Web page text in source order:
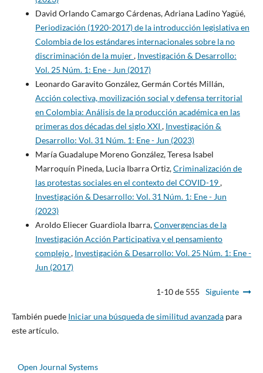
David Orlando Camargo Cárdenas, Adriana Ladino Yagüé,
Periodización (1920-2017) de la introducción legislativa en
Colombia de los estándares internacionales sobre la no
discriminación de la mujer, Investigación & Desarrollo:
Vol. 25 Núm. 1: Ene - Jun (2017)
Leonardo Garavito González, Germán Cortés Millán,
Acción colectiva, movilización social y defensa territorial
en Colombia: Análisis de la producción académica en las
primeras dos décadas del siglo XXI , Investigación &
Desarrollo: Vol. 31 Núm. 1: Ene - Jun (2023)
María Guadalupe Moreno González, Teresa Isabel
Marroquín Pineda, Lucia Ibarra Ortiz,Criminalización de
las protestas sociales en el contexto del COVID-19,
Investigación & Desarrollo: Vol. 31 Núm. 1: Ene - Jun
(2023)
Aroldo Eliecer Guardiola Ibarra,Convergencias de la
Investigación Acción Participativa y el pensamiento
complejo, Investigación & Desarrollo: Vol. 25 Núm. 1: Ene -
Jun (2017)
1-10 de 555 Siguiente
También puede Iniciar una búsqueda de similitud avanzadapara
este artículo.
Open Journal Systems